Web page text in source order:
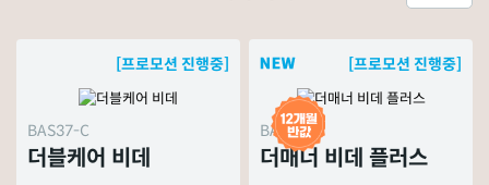
[프로모션 진행중]
BAS37-C
더블케어 비데
[프로모션 진행중]
BAS51-A
더매너 비데 플러스